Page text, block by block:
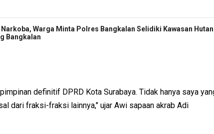
Warga Minta Polres Bangkalan Selidiki Kawasan Hutan
Bangkalan
definitif DPRD Kota Surabaya. Tidak hanya saya
dari fraksi-fraksi lainnya," ujar Awi sapaan akrab Adi